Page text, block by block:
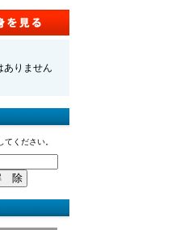
ありません
てください。